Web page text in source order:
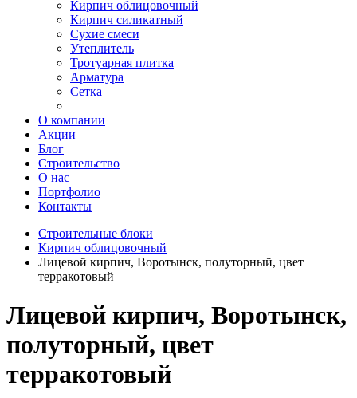
Кирпич облицовочный
Кирпич силикатный
Сухие смеси
Утеплитель
Тротуарная плитка
Арматура
Сетка
О компании
Акции
Блог
Строительство
О нас
Портфолио
Контакты
Строительные блоки
Кирпич облицовочный
Лицевой кирпич, Воротынск, полуторный, цвет
терракотовый
Лицевой кирпич, Воротынск,
полуторный, цвет
терракотовый